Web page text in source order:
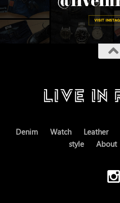
Denim Watch Leather
style
About